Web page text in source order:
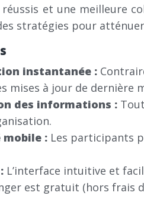
et une meilleure
stratégies pour
instantanée :
mises à jour de dernière
des informations :
: Les participants
L’interface intuitive et
est gratuit (hors frais